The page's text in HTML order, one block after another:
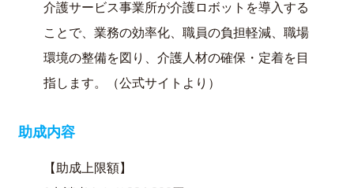
介護サービス事業所が介護ロボットを導入する
ことで、業務の効率化、職員の負担軽減、職場
環境の整備を図り、介護人材の確保・定着を目
指します。（公式サイトより）
助成内容
【助成上限額】